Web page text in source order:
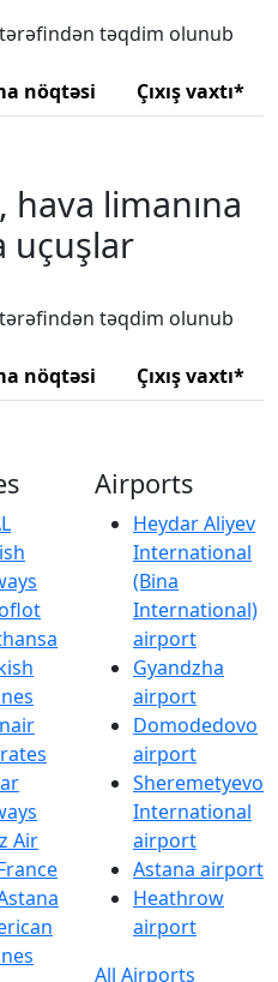
təqdim olunub
nöqtəsi Çıxış vaxtı*
limanına
uçuşlar
təqdim olunub
nöqtəsi Çıxış vaxtı*
Air
Airports
Heydar Aliyev
International
(Bina
International)
airport
Gyandzha
airport
Domodedovo
airport
Sheremetyevo
International
airport
Astana airport
Heathrow
airport
All Airports